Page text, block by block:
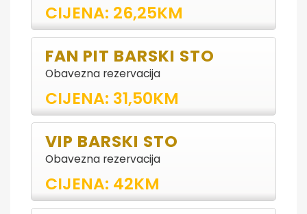
CIJENA: 26,25KM
FAN PIT BARSKI STO
Obavezna rezervacija
CIJENA: 31,50KM
VIP BARSKI STO
Obavezna rezervacija
CIJENA: 42KM